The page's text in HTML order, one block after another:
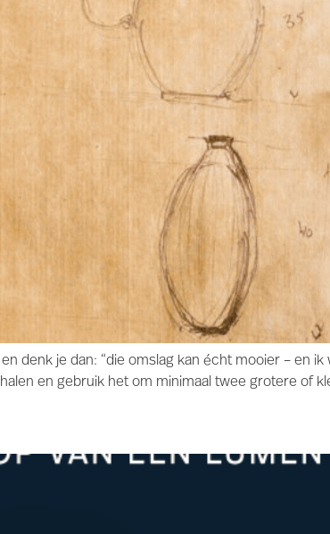
denk je dan: “die omslag kan écht mooier – en
en gebruik het om minimaal twee grotere of